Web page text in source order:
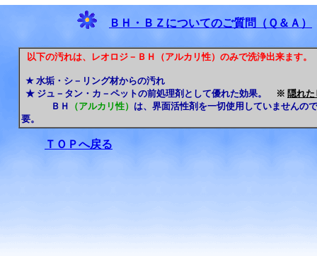
ＴＯＰへ戻る
ＢＨ・ＢＺについてのご質問（Ｑ＆Ａ）
以下の汚れは、レオロジ－ＢＨ（アルカリ性）のみで洗浄出来ます。
★ 水垢・シ－リング材からの汚れ
★ ジュ－タン・カ－ペットの前処理剤として優れた効果。 ※ 隠れ
ＢＨ
（アルカリ性） は、 界面活性剤を一切使用していませんの
要。